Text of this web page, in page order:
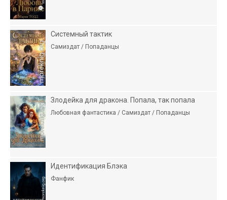
Системный тактик
Самиздат / Попаданцы
Злодейка для дракона. Попала, так попала
Любовная фантастика / Самиздат / Попаданцы
Идентификация Блэка
Фанфик